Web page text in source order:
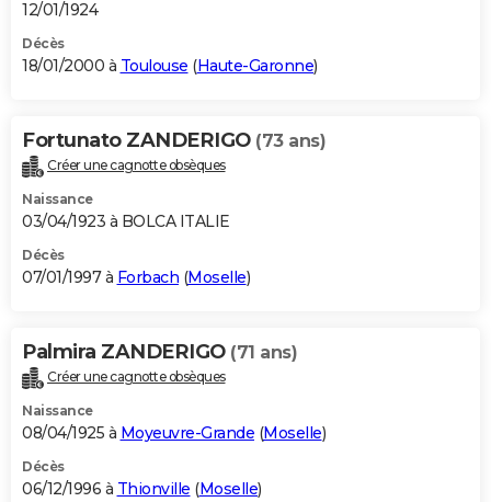
12/01/1924
Décès
18/01/2000 à Toulouse (Haute-Garonne)
Fortunato ZANDERIGO (73 ans)
Créer une cagnotte obsèques
Naissance
03/04/1923 à BOLCA ITALIE
Décès
07/01/1997 à Forbach (Moselle)
Palmira ZANDERIGO (71 ans)
Créer une cagnotte obsèques
Naissance
08/04/1925 à Moyeuvre-Grande (Moselle)
Décès
06/12/1996 à Thionville (Moselle)